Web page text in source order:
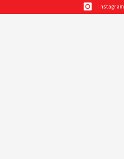
Instagram